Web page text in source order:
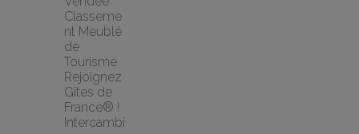
Classeme
nt Meublé
de
Tourisme
Rejoignez
Gîtes de
France® !
Intercambi